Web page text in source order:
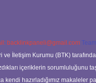
backlinkpaneli@gmail.com
İletişim Kurumu (BTK)
içeriklerin
kendi hazırladığımız